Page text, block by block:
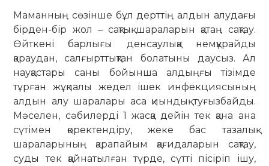
Маманның сөзінше бұл дерттің алдын алудағы
бірден-бір жол – сақтық шараларын қатаң сақтау.
Өйткені бар­лығы денсаулыққа немқұрайды
қараудан, салғырттықтан болатыны даусыз. Ал
науқастары саны бойынша алдыңғы тізімде
тұрған жұқпалы жедел ішек инфекциясының
алдын алу шаралары аса қиындық туғызбайды.
Мәселен, сәбилерді 1 жасқа дейін тек қана ана
сүтімен қоректендіру, жеке бас тазалық
шараларының қа­рапайым қағидаларын сақтау,
суды тек қайнатылған түрде, сүтті пісіріп ішу,